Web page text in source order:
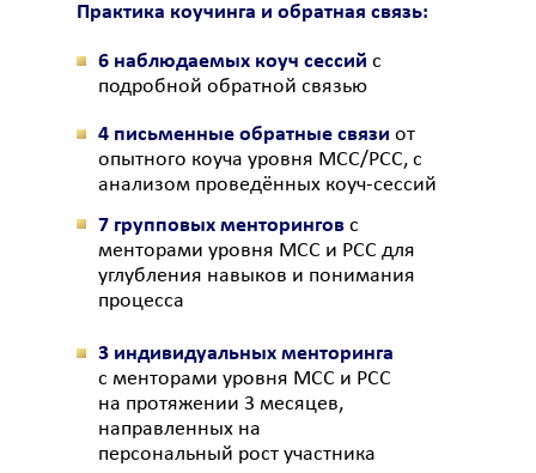
Практика коучинга и обратная связь:
6 наблюдаемых коуч сессий с
подробной обратной связью
3 индивидуальных менторинга
с менторами уровня MCC и PCC
на протяжении 3 месяцев,
направленных на
персональный рост участника
4 письменные обратные связи от
опытного коуча уровня MCC/PCC, с
анализом проведённых коуч-сессий
7 групповых менторингов с
менторами уровня MCC и PCC для
углубления навыков и понимания
процесса